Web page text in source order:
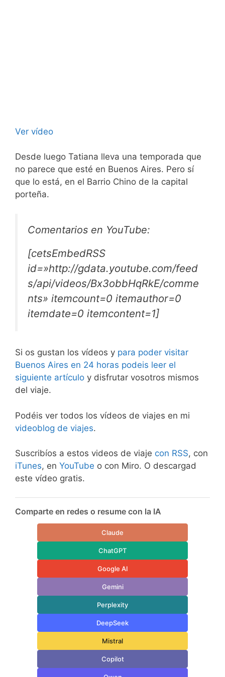
Ver vídeo
Desde luego Tatiana lleva una temporada que
no parece que esté en Buenos Aires. Pero sí
que lo está, en el Barrio Chino de la capital
porteña.
Comentarios en YouTube:
[cetsEmbedRSS
id=»http://gdata.youtube.com/feed
s/api/videos/Bx3obbHqRkE/comme
nts» itemcount=0 itemauthor=0
itemdate=0 itemcontent=1]
Si os gustan los vídeos y para poder visitar
Buenos Aires en 24 horas podeis leer el
siguiente artículo y disfrutar vosotros mismos
del viaje.
Podéis ver todos los vídeos de viajes en mi
videoblog de viajes.
Suscribíos a estos videos de viaje con RSS, con
iTunes, en YouTube o con Miro. O descargad
este vídeo gratis.
Comparte en redes o resume con la IA
Claude
ChatGPT
Google AI
Gemini
Perplexity
DeepSeek
Mistral
Copilot